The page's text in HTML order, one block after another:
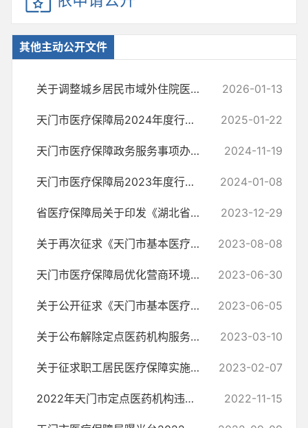
其他主动公开文件
关于调整城乡居民市域外住院医保政策的通知 2026-01-13
天门市医疗保障局2024年度行政执法统计年报 2025-01-22
天门市医疗保障政务服务事项办事指南 2024-11-19
天门市医疗保障局2023年度行政执法统计年报 2024-01-08
省医疗保障局关于印发《湖北省医疗保障基金使用监督管理行政处罚裁量基... 2023-12-29
关于再次征求《天门市基本医疗保险门诊慢特病管理实施办法（征求意见稿... 2023-08-08
天门市医疗保障局优化营商环境50项公开承诺事项 2023-06-30
关于公开征求《天门市基本医疗保险门诊慢特病保障实施办法（征求意见稿... 2023-06-05
关于公布解除定点医药机构服务协议单位名单的通告 2023-03-10
关于征求职工居民医疗保障实施办法征求意见稿意见的通知 2023-02-07
2022年天门市定点医药机构违规使用医保基金典型案例曝光台 2022-11-15